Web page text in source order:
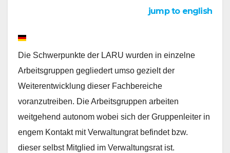
jump to english
Die Schwerpunkte der LARU wurden in einzelne
Arbeitsgruppen gegliedert umso gezielt der
Weiterentwicklung dieser Fachbereiche
voranzutreiben. Die Arbeitsgruppen arbeiten
weitgehend autonom wobei sich der Gruppenleiter in
engem Kontakt mit Verwaltungrat befindet bzw.
dieser selbst Mitglied im Verwaltungsrat ist.